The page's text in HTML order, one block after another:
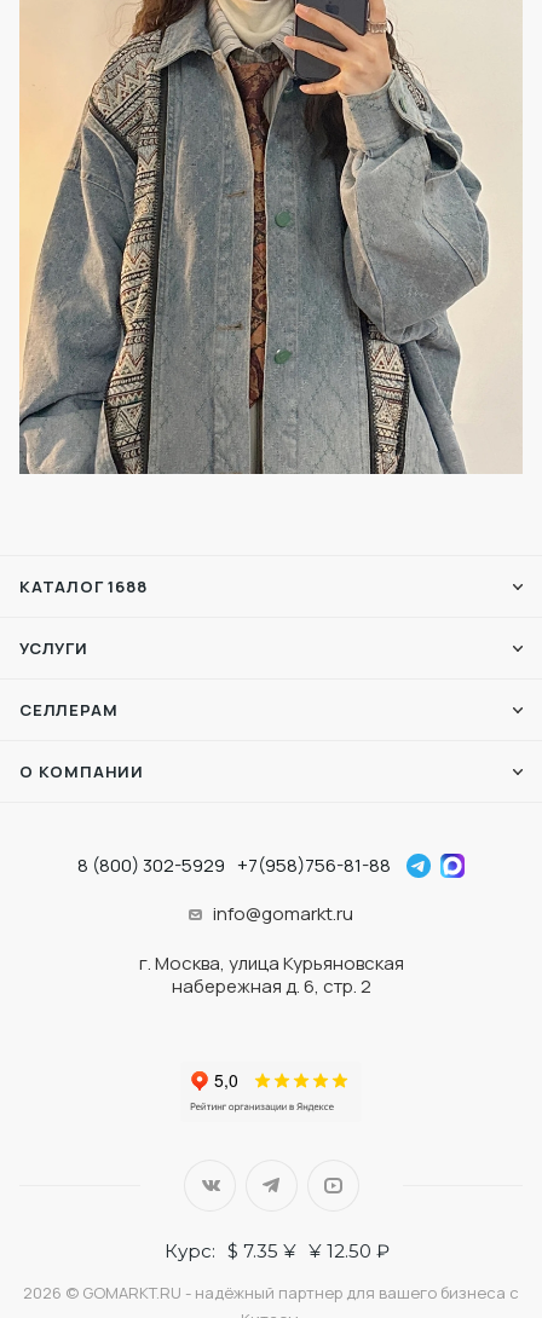
КАТАЛОГ 1688
УСЛУГИ
СЕЛЛЕРАМ
О КОМПАНИИ
8 (800) 302-5929 +7(958)756-81-88
info@gomarkt.ru
г. Москва, улица Курьяновская
набережная д. 6, стр. 2
Курс: $ 7.35 ¥ ¥ 12.50 ₽
2026 © GOMARKT.RU - надёжный партнер для вашего бизнеса с